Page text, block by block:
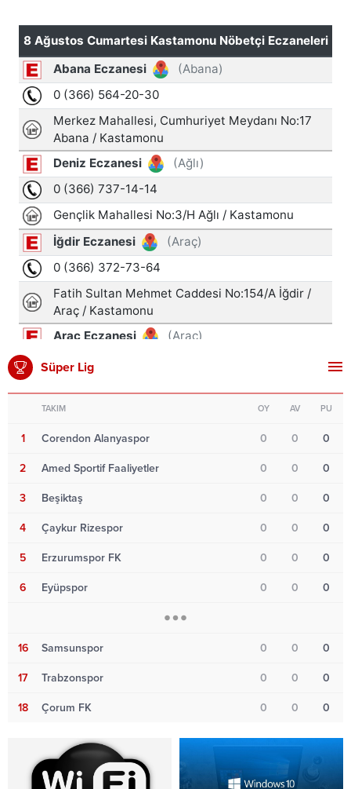
Süper Lig
TAKIM OY AV PU
1 Corendon Alanyaspor 0 0 0
2 Amed Sportif Faaliyetler 0 0 0
3 Beşiktaş 0 0 0
4 Çaykur Rizespor 0 0 0
5 Erzurumspor FK 0 0 0
6 Eyüpspor 0 0 0
16 Samsunspor 0 0 0
17 Trabzonspor 0 0 0
18 Çorum FK 0 0 0